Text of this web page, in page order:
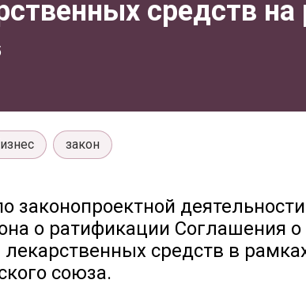
средств
закон
законопроектной
о ратификации Соглашения
средств в
союза.